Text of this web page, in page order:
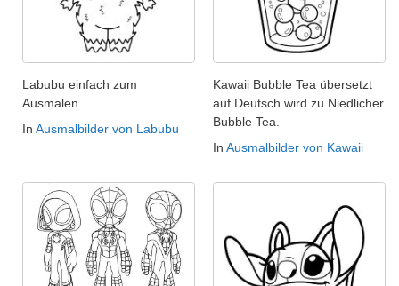
Labubu einfach zum
Ausmalen
In Ausmalbilder von Labubu
Kawaii Bubble Tea übersetzt
auf Deutsch wird zu Niedlicher
Bubble Tea.
In Ausmalbilder von Kawaii